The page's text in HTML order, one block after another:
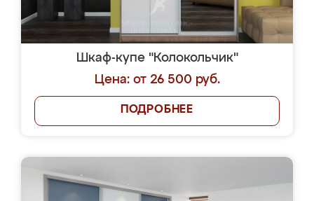
Шкаф-купе "Колокольчик"
Цена: от 26 500 руб.
ПОДРОБНЕЕ